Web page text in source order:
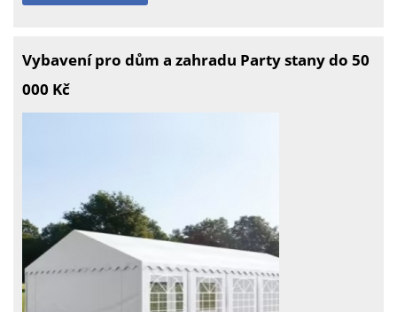
Vybavení pro dům a zahradu Party stany do 50
000 Kč